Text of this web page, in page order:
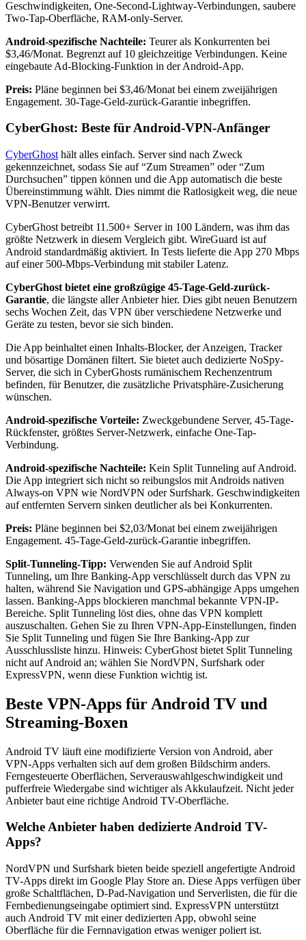
Geschwindigkeiten, One-Second-Lightway-Verbindungen, saubere
Two-Tap-Oberfläche, RAM-only-Server.
Android-spezifische Nachteile: Teurer als Konkurrenten bei
$3,46/Monat. Begrenzt auf 10 gleichzeitige Verbindungen. Keine
eingebaute Ad-Blocking-Funktion in der Android-App.
Preis: Pläne beginnen bei $3,46/Monat bei einem zweijährigen
Engagement. 30-Tage-Geld-zurück-Garantie inbegriffen.
CyberGhost: Beste für Android-VPN-Anfänger
CyberGhost hält alles einfach. Server sind nach Zweck
gekennzeichnet, sodass Sie auf “Zum Streamen” oder “Zum
Durchsuchen” tippen können und die App automatisch die beste
Übereinstimmung wählt. Dies nimmt die Ratlosigkeit weg, die neue
VPN-Benutzer verwirrt.
CyberGhost betreibt 11.500+ Server in 100 Ländern, was ihm das
größte Netzwerk in diesem Vergleich gibt. WireGuard ist auf
Android standardmäßig aktiviert. In Tests lieferte die App 270 Mbps
auf einer 500-Mbps-Verbindung mit stabiler Latenz.
CyberGhost bietet eine großzügige 45-Tage-Geld-zurück-
Garantie, die längste aller Anbieter hier. Dies gibt neuen Benutzern
sechs Wochen Zeit, das VPN über verschiedene Netzwerke und
Geräte zu testen, bevor sie sich binden.
Die App beinhaltet einen Inhalts-Blocker, der Anzeigen, Tracker
und bösartige Domänen filtert. Sie bietet auch dedizierte NoSpy-
Server, die sich in CyberGhosts rumänischem Rechenzentrum
befinden, für Benutzer, die zusätzliche Privatsphäre-Zusicherung
wünschen.
Android-spezifische Vorteile: Zweckgebundene Server, 45-Tage-
Rückfenster, größtes Server-Netzwerk, einfache One-Tap-
Verbindung.
Android-spezifische Nachteile: Kein Split Tunneling auf Android.
Die App integriert sich nicht so reibungslos mit Androids nativen
Always-on VPN wie NordVPN oder Surfshark. Geschwindigkeiten
auf entfernten Servern sinken deutlicher als bei Konkurrenten.
Preis: Pläne beginnen bei $2,03/Monat bei einem zweijährigen
Engagement. 45-Tage-Geld-zurück-Garantie inbegriffen.
Split-Tunneling-Tipp: Verwenden Sie auf Android Split
Tunneling, um Ihre Banking-App verschlüsselt durch das VPN zu
halten, während Sie Navigation und GPS-abhängige Apps umgehen
lassen. Banking-Apps blockieren manchmal bekannte VPN-IP-
Bereiche. Split Tunneling löst dies, ohne das VPN komplett
auszuschalten. Gehen Sie zu Ihren VPN-App-Einstellungen, finden
Sie Split Tunneling und fügen Sie Ihre Banking-App zur
Ausschlussliste hinzu. Hinweis: CyberGhost bietet Split Tunneling
nicht auf Android an; wählen Sie NordVPN, Surfshark oder
ExpressVPN, wenn diese Funktion wichtig ist.
Beste VPN-Apps für Android TV und
Streaming-Boxen
Android TV läuft eine modifizierte Version von Android, aber
VPN-Apps verhalten sich auf dem großen Bildschirm anders.
Ferngesteuerte Oberflächen, Serverauswahlgeschwindigkeit und
pufferfreie Wiedergabe sind wichtiger als Akkulaufzeit. Nicht jeder
Anbieter baut eine richtige Android TV-Oberfläche.
Welche Anbieter haben dedizierte Android TV-
Apps?
NordVPN und Surfshark bieten beide speziell angefertigte Android
TV-Apps direkt im Google Play Store an. Diese Apps verfügen über
große Schaltflächen, D-Pad-Navigation und Serverlisten, die für die
Fernbedienungseingabe optimiert sind. ExpressVPN unterstützt
auch Android TV mit einer dedizierten App, obwohl seine
Oberfläche für die Fernnavigation etwas weniger poliert ist.